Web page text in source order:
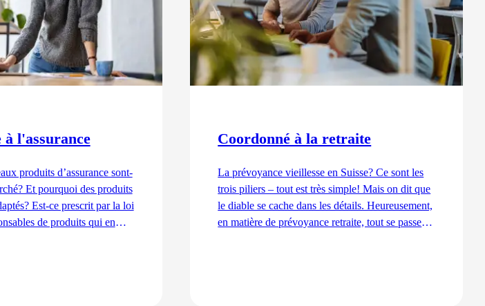
l'assurance
produits d’assurance sont-
Et pourquoi des produits
Est-ce prescrit par la loi
de produits qui en
Coordonné à la retraite
La prévoyance vieillesse en Suisse? Ce sont les
trois piliers – tout est très simple! Mais on dit que
le diable se cache dans les détails. Heureusement,
en matière de prévoyance retraite, tout se passe